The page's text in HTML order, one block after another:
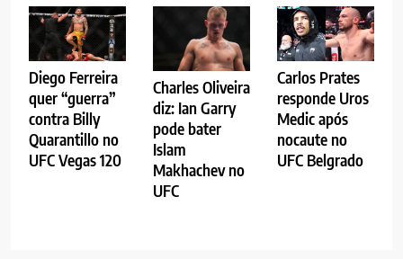
Diego Ferreira
quer “guerra”
contra Billy
Quarantillo no
UFC Vegas 120
Charles Oliveira
diz: Ian Garry
pode bater
Islam
Makhachev no
UFC
Carlos Prates
responde Uros
Medic após
nocaute no
UFC Belgrado